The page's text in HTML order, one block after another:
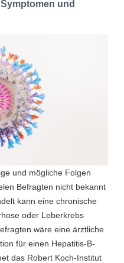
und
und mögliche Folgen
Befragten nicht bekannt
kann eine chronische
oder Leberkrebs
wäre eine ärztliche
für einen Hepatitis-B-
das Robert Koch-Institut